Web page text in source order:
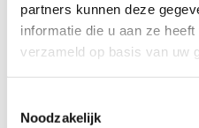
partners kunnen deze
informatie die u aan ze
verzameld op basis van uw
Noodzakelijk